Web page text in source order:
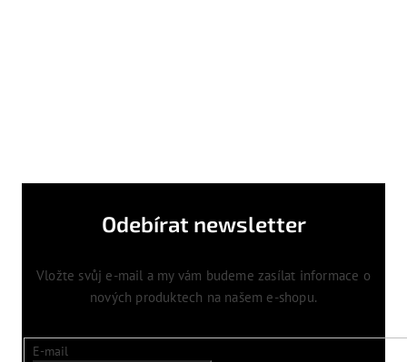
Odebírat newsletter
Vložte svůj e-mail a my vám budeme zasílat informace o
nových produktech na našem e-shopu.
E-mail